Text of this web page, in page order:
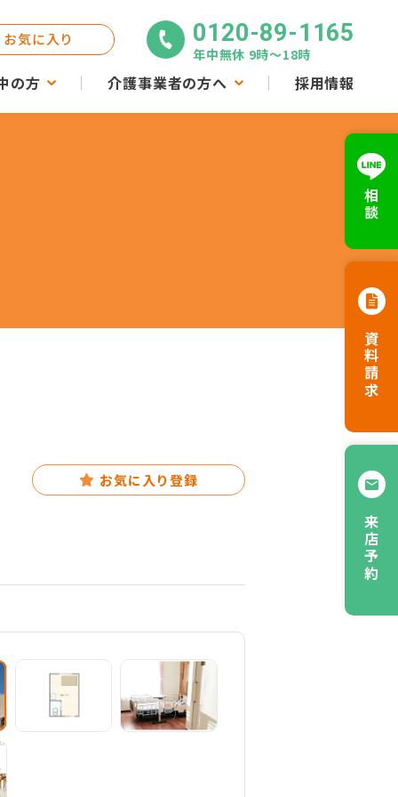
の方 介護事業者の方へ 採用情報
お気に入り 0120-89-1165
年中無休 9時〜18時
相談
資料請求
来店予約
お気に入り登録